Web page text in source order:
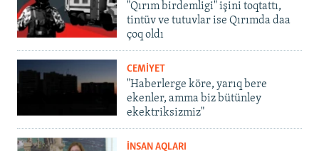
"Qırım birdemligi" işini toqtattı,
tintüv ve tutuvlar ise Qırımda daa
çoq oldı
CEMİYET
"Haberlerge köre, yarıq bere
ekenler, amma biz bütünley
ekektriksizmiz"
İNSAN AQLARI